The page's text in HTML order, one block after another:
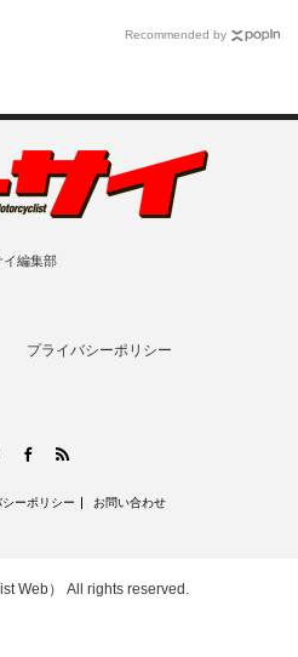
Recommended by
イ編集部
プライバシーポリシー
TwitterFacebook
シーポリシー お問い合わせ
Web） All rights reserved.